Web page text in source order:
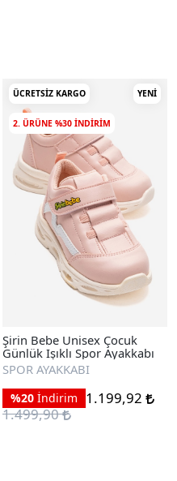
ÜCRETSIZ KARGO YENI
2. ÜRÜNE %30 INDIRIM
Şirin Bebe Unisex Çocuk
Günlük Işıklı Spor Ayakkabı
SPOR AYAKKABI
%20 İndirim
1.199,92
1.499,90